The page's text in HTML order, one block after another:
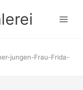
jungen-Frau-Frida-